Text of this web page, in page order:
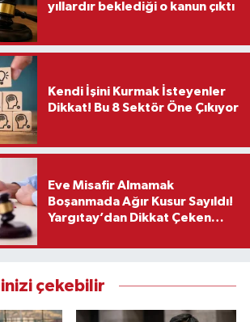
yıllardır beklediği o kanun çıktı
Kendi İşini Kurmak İsteyenler
Dikkat! Bu 8 Sektör Öne Çıkıyor
Eve Misafir Almamak
Boşanmada Ağır Kusur Sayıldı!
Yargıtay’dan Dikkat Çeken
çekebilir